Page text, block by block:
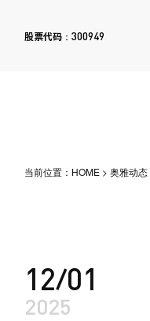
股票代码： 300949
当前位置： HOME > 奥雅动态
12/01
2025